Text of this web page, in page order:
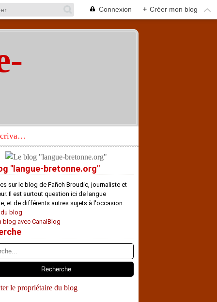
Connexion + Créer mon blog
Réhabilitation d’un écrivain de langue bretonne aujourd’hui mal connu et méconnu
"langue-bretonne.org"
sur le blog de Fañch Broudic, journaliste et
Il est surtout question ici de langue
et de différents autres sujets à l'occasion.
blog
blog avec CanalBlog
le propriétaire du blog